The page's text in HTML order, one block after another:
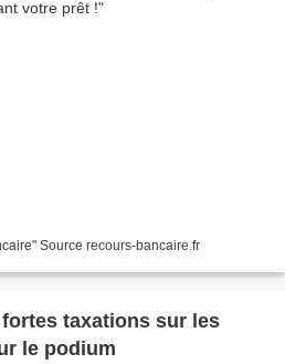
Source recours-bancaire.fr
taxations sur les
le podium